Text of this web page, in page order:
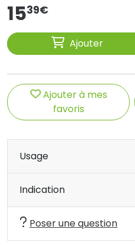
1539€
Ajouter
Ajouter à mes
favoris
Usage
Indication
Poser une question